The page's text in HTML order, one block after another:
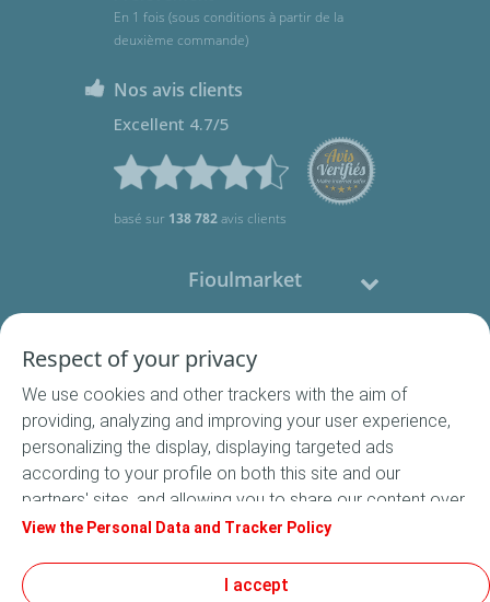
En 1 fois (sous conditions à partir de la
deuxième commande)
Nos avis clients
Excellent 4.7/5
basé sur 138 782avis clients
Fioulmarket
Nous contacter
Suivez-nous
Respect of your privacy
We use cookies and other trackers with the aim of
providing, analyzing and improving your user experience,
personalizing the display, displaying targeted ads
according to your profile on both this site and our
partners' sites, and allowing you to share our content over
social media. In accordance with French legislation,
default. You can change your cookie settings at any time
View the Personal Data and Tracker Policy
I accept